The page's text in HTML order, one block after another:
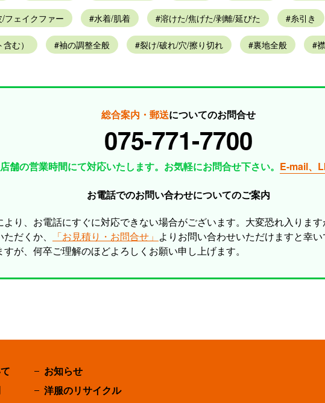
/フェイクファー 水着/肌着 溶けた/焦げた/剥離/延びた 糸引き
む） 袖の調整全般 裂け/破れ/穴/擦り切れ 裏地全般
総合案内・郵送についてのお問合せ
075-771-7700
舗の営業時間にて対応いたします。お気軽にお問合せ下さい。 E-mail、
お電話でのお問い合わせについてのご案内
より、お電話にすぐに対応できない場合がございます。大変恐れ入りま
だくか、
「お見積り・お問合せ」 よりお問い合わせいただけますと幸
が、何卒ご理解のほどよろしくお願い申し上げます。
お知らせ
洋服のリサイクル